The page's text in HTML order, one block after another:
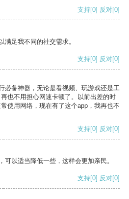
支持[0] 反对[0]
满足我不同的社交需求。
支持[0] 反对[0]
必备神器，无论是看视频、玩游戏还是工
也不用担心网速卡顿了。以前出差的时
使用网络，现在有了这个app，我再也不
支持[0] 反对[0]
可以适当降低一些，这样会更加亲民。
支持[0] 反对[0]